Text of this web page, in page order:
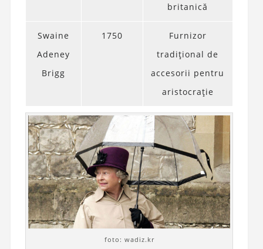
britanică
Swaine
Adeney
Brigg
1750
Furnizor
tradițional de
accesorii pentru
aristocrație
foto: wadiz.kr